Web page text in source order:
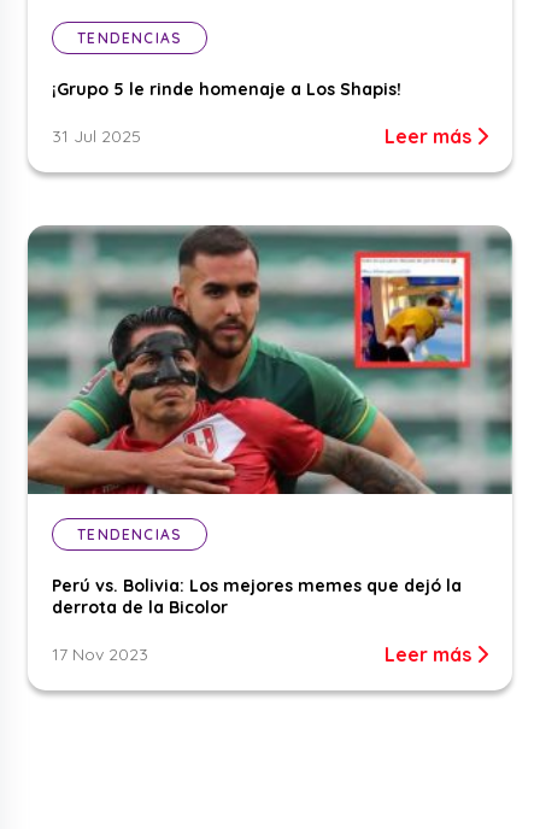
TENDENCIAS
¡Grupo 5 le rinde homenaje a Los Shapis!
31 Jul 2025 Leer más
TENDENCIAS
Perú vs. Bolivia: Los mejores memes que dejó la
derrota de la Bicolor
17 Nov 2023 Leer más